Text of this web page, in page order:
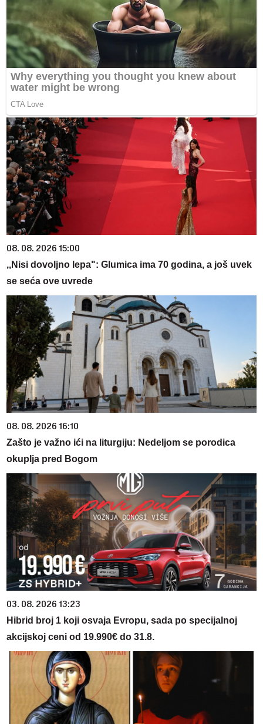
08. 08. 2026 15:00
,,Nisi dovoljno lepa": Glumica ima 70 godina, a još uvek
se seća ove uvrede
08. 08. 2026 16:10
Zašto je važno ići na liturgiju: Nedeljom se porodica
okuplja pred Bogom
03. 08. 2026 13:23
Hibrid broj 1 koji osvaja Evropu, sada po specijalnoj
akcijskoj ceni od 19.990€ do 31.8.